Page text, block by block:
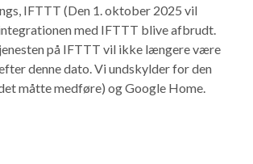
IFTTT (Den 1. oktober 2025 vil
med IFTTT blive afbrudt.
på IFTTT vil ikke længere være
denne dato. Vi undskylder for den
måtte medføre) og Google Home.